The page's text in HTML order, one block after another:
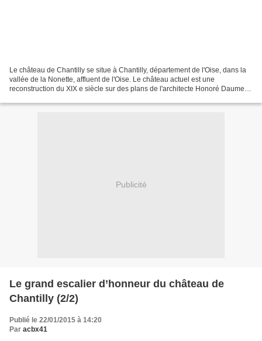
Le château de Chantilly se situe à Chantilly, département de l'Oise, dans la
vallée de la Nonette, affluent de l'Oise. Le château actuel est une
reconstruction du XIX e siècle sur des plans de l'architecte Honoré Daumet
Publicité
Le grand escalier d’honneur du château de
Chantilly (2/2)
Publié le 22/01/2015 à 14:20
Par acbx41